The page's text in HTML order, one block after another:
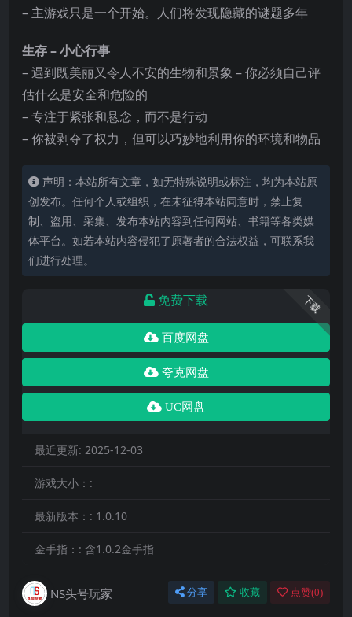
– 主游戏只是一个开始。人们将发现隐藏的谜题多年
生存 – 小心行事
– 遇到既美丽又令人不安的生物和景象 – 你必须自己评
估什么是安全和危险的
– 专注于紧张和悬念，而不是行动
– 你被剥夺了权力，但可以巧妙地利用你的环境和物品
声明：本站所有文章，如无特殊说明或标注，均为本站原
创发布。任何个人或组织，在未征得本站同意时，禁止复
制、盗用、采集、发布本站内容到任何网站、书籍等各类媒
体平台。如若本站内容侵犯了原著者的合法权益，可联系我
们进行处理。
下载
免费下载
百度网盘
夸克网盘
UC网盘
最近更新: 2025-12-03
游戏大小：:
最新版本：: 1.0.10
金手指：: 含1.0.2金手指
NS头号玩家 分享 收藏 点赞(0)